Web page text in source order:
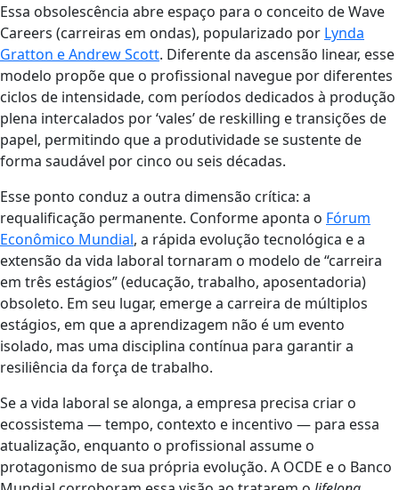
Essa obsolescência abre espaço para o conceito de Wave
Careers (carreiras em ondas), popularizado por Lynda
Gratton e Andrew Scott. Diferente da ascensão linear, esse
modelo propõe que o profissional navegue por diferentes
ciclos de intensidade, com períodos dedicados à produção
plena intercalados por ‘vales’ de reskilling e transições de
papel, permitindo que a produtividade se sustente de
forma saudável por cinco ou seis décadas.
Esse ponto conduz a outra dimensão crítica: a
requalificação permanente. Conforme aponta o Fórum
Econômico Mundial, a rápida evolução tecnológica e a
extensão da vida laboral tornaram o modelo de “carreira
em três estágios” (educação, trabalho, aposentadoria)
obsoleto. Em seu lugar, emerge a carreira de múltiplos
estágios, em que a aprendizagem não é um evento
isolado, mas uma disciplina contínua para garantir a
resiliência da força de trabalho.
Se a vida laboral se alonga, a empresa precisa criar o
ecossistema — tempo, contexto e incentivo — para essa
atualização, enquanto o profissional assume o
protagonismo de sua própria evolução. A OCDE e o Banco